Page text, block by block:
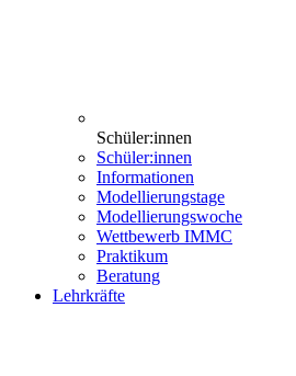
Schüler:innen
Schüler:innen
Informationen
Modellierungstage
Modellierungswoche
Wettbewerb IMMC
Praktikum
Beratung
Lehrkräfte